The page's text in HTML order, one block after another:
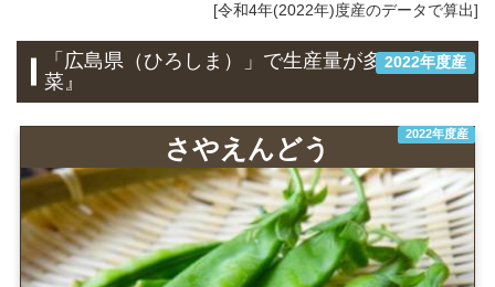
[令和4年(2022年)度産のデータで算出]
2022年度産
「広島県（ひろしま）」で生産量が多い『野
菜』
2022年度産
さやえんどう